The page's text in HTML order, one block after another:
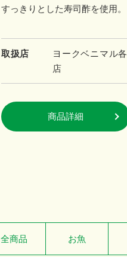
すっきりとした寿司酢を使用。
取扱店
ヨークベニマル各
店
商品詳細
全商品 お魚